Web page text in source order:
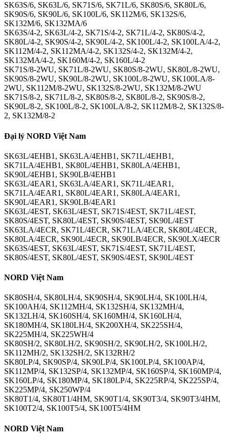
SK63S/6, SK63L/6, SK71S/6, SK71L/6, SK80S/6, SK80L/6,
SK90S/6, SK90L/6, SK100L/6, SK112M/6, SK132S/6,
SK132M/6, SK132MA/6
SK63S/4-2, SK63L/4-2, SK71S/4-2, SK71L/4-2, SK80S/4-2,
SK80L/4-2, SK90S/4-2, SK90L/4-2, SK100L/4-2, SK100LA/4-2,
SK112M/4-2, SK112MA/4-2, SK132S/4-2, SK132M/4-2,
SK132MA/4-2, SK160M/4-2, SK160L/4-2
SK71S/8-2WU, SK71L/8-2WU, SK80S/8-2WU, SK80L/8-2WU,
SK90S/8-2WU, SK90L/8-2WU, SK100L/8-2WU, SK100LA/8-
2WU, SK112M/8-2WU, SK132S/8-2WU, SK132M/8-2WU
SK71S/8-2, SK71L/8-2, SK80S/8-2, SK80L/8-2, SK90S/8-2,
SK90L/8-2, SK100L/8-2, SK100LA/8-2, SK112M/8-2, SK132S/8-
2, SK132M/8-2
Đại lý NORD Việt Nam
SK63L/4EHB1, SK63LA/4EHB1, SK71L/4EHB1,
SK71LA/4EHB1, SK80L/4EHB1, SK80LA/4EHB1,
SK90L/4EHB1, SK90LB/4EHB1
SK63L/4EAR1, SK63LA/4EAR1, SK71L/4EAR1,
SK71LA/4EAR1, SK80L/4EAR1, SK80LA/4EAR1,
SK90L/4EAR1, SK90LB/4EAR1
SK63L/4EST, SK63L/4EST, SK71S/4EST, SK71L/4EST,
SK80S/4EST, SK80L/4EST, SK90S/4EST, SK90L/4EST
SK63LA/4ECR, SK71L/4ECR, SK71LA/4ECR, SK80L/4ECR,
SK80LA/4ECR, SK90L/4ECR, SK90LB/4ECR, SK90LX/4ECR
SK63S/4EST, SK63L/4EST, SK71S/4EST, SK71L/4EST,
SK80S/4EST, SK80L/4EST, SK90S/4EST, SK90L/4EST
NORD Việt Nam
SK80SH/4, SK80LH/4, SK90SH/4, SK90LH/4, SK100LH/4,
SK100AH/4, SK112MH/4, SK132SH/4, SK132MH/4,
SK132LH/4, SK160SH/4, SK160MH/4, SK160LH/4,
SK180MH/4, SK180LH/4, SK200XH/4, SK225SH/4,
SK225MH/4, SK225WH/4
SK80SH/2, SK80LH/2, SK90SH/2, SK90LH/2, SK100LH/2,
SK112MH/2, SK132SH/2, SK132RH/2
SK80LP/4, SK90SP/4, SK90LP/4, SK100LP/4, SK100AP/4,
SK112MP/4, SK132SP/4, SK132MP/4, SK160SP/4, SK160MP/4,
SK160LP/4, SK180MP/4, SK180LP/4, SK225RP/4, SK225SP/4,
SK225MP/4, SK250WP/4
SK80T1/4, SK80T1/4HM, SK90T1/4, SK90T3/4, SK90T3/4HM,
SK100T2/4, SK100T5/4, SK100T5/4HM
NORD Việt Nam